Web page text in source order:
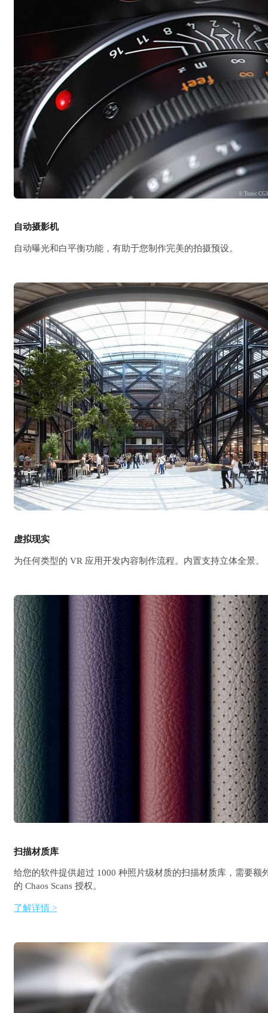
© Tonic CGI
自动摄影机
自动曝光和白平衡功能，有助于您制作完美的拍摄预设。
© Steelblue
虚拟现实
为任何类型的 VR 应用开发内容制作流程。内置支持立体全景。
扫描材质库
给您的软件提供超过 1000 种照片级材质的扫描材质库，需要额
的 Chaos Scans 授权。
了解详情 >